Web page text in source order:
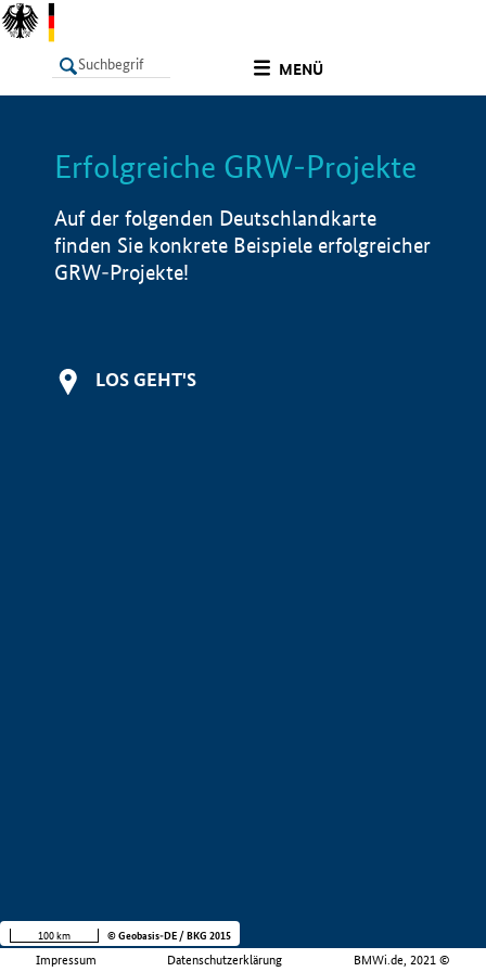
MENÜ
LISTE Info
Erfolgreiche GRW-Projekte
Auf der folgenden Deutschlandkarte
finden Sie konkrete Beispiele erfolgreicher
GRW-Projekte!
LOS GEHT'S
Impressum Datenschutzerklärung BMWi.de, 2021 ©
100 km © Geobasis-DE / BKG 2015